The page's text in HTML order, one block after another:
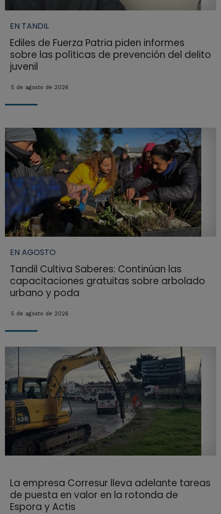
EN TANDIL
Ediles de Fuerza Patria piden informes
sobre las políticas de prevención del delito
juvenil
5 de agosto de 2026
EN AGOSTO
Tandil Cultiva Saberes: Continúan las
capacitaciones gratuitas sobre arbolado
urbano y poda
5 de agosto de 2026
La empresa Corresur lleva adelante tareas
de puesta en valor en la rotonda de
Espora y Actis